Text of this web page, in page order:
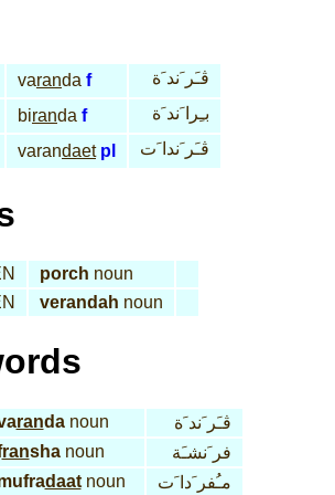
varanda f
ڤـَر َند َة
biranda f
بـِرا َند َة
varandaet pl ڤـَر َندا َت
porch noun
verandah noun
randanoun
ڤـَر َند َة
ranshanoun
فر َنشـَة
daatnoun مـُفر َدا َت